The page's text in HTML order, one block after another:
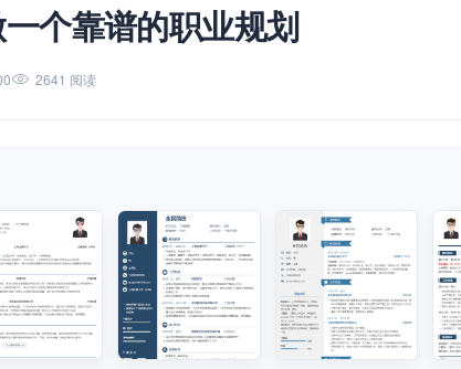
个靠谱的职业规划
2641 阅读